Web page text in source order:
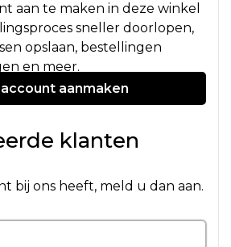
aan te maken in deze winkel
sneller doorlopen,
opslaan, bestellingen
en meer.
account aanmaken
klanten
bij ons heeft, meld u dan aan.